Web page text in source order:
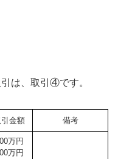
は、取引④です。
金額 備考
万円
万円